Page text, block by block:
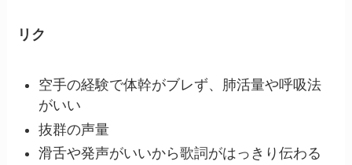
リク
空手の経験で体幹がブレず、肺活量や呼吸法
がいい
抜群の声量
滑舌や発声がいいから歌詞がはっきり伝わる